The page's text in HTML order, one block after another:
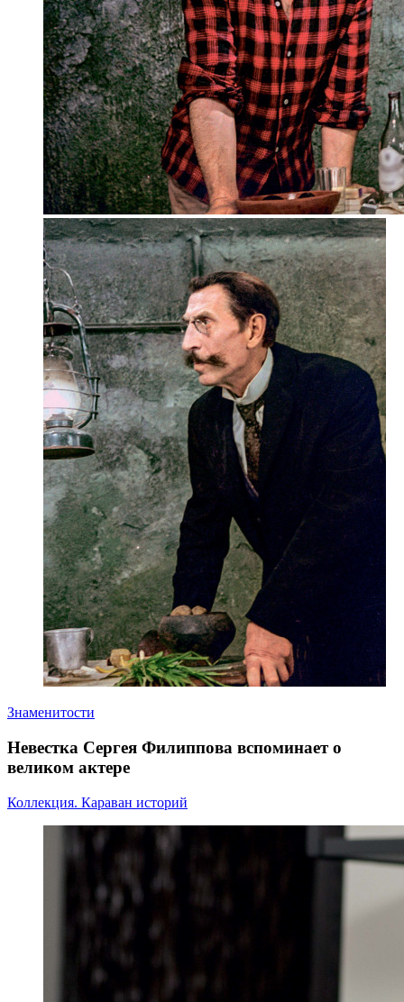
Знаменитости
Невестка Сергея Филиппова вспоминает о
великом актере
Коллекция. Караван историй